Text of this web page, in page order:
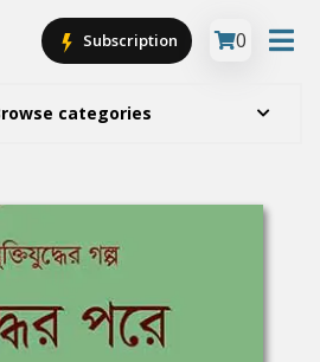
categories
Subscription 0